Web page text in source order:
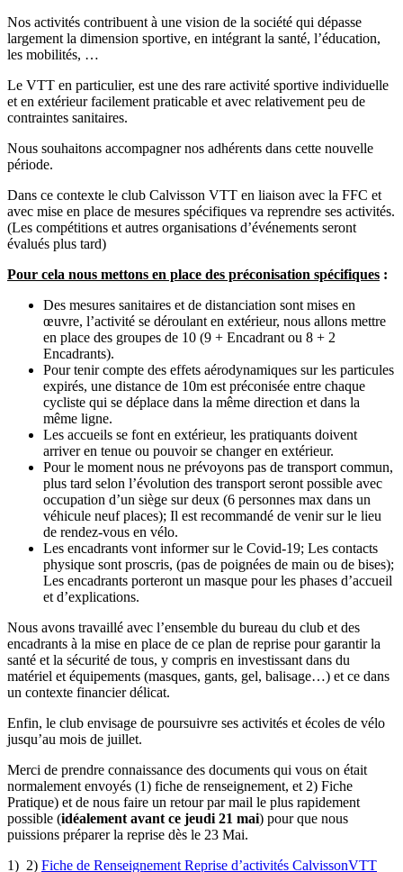
Nos activités contribuent à une vision de la société qui dépasse
largement la dimension sportive, en intégrant la santé, l’éducation,
les mobilités, …
Le VTT en particulier, est une des rare activité sportive individuelle
et en extérieur facilement praticable et avec relativement peu de
contraintes sanitaires.
Nous souhaitons accompagner nos adhérents dans cette nouvelle
période.
Dans ce contexte le club Calvisson VTT en liaison avec la FFC et
avec mise en place de mesures spécifiques va reprendre ses activités.
(Les compétitions et autres organisations d’événements seront
évalués plus tard)
Pour cela nous mettons en place des préconisation spécifiques :
Des mesures sanitaires et de distanciation sont mises en
œuvre, l’activité se déroulant en extérieur, nous allons mettre
en place des groupes de 10 (9 + Encadrant ou 8 + 2
Encadrants).
Pour tenir compte des effets aérodynamiques sur les particules
expirés, une distance de 10m est préconisée entre chaque
cycliste qui se déplace dans la même direction et dans la
même ligne.
Les accueils se font en extérieur, les pratiquants doivent
arriver en tenue ou pouvoir se changer en extérieur.
Pour le moment nous ne prévoyons pas de transport commun,
plus tard selon l’évolution des transport seront possible avec
occupation d’un siège sur deux (6 personnes max dans un
véhicule neuf places); Il est recommandé de venir sur le lieu
de rendez-vous en vélo.
Les encadrants vont informer sur le Covid-19; Les contacts
physique sont proscris, (pas de poignées de main ou de bises);
Les encadrants porteront un masque pour les phases d’accueil
et d’explications.
Nous avons travaillé avec l’ensemble du bureau du club et des
encadrants à la mise en place de ce plan de reprise pour garantir la
santé et la sécurité de tous, y compris en investissant dans du
matériel et équipements (masques, gants, gel, balisage…) et ce dans
un contexte financier délicat.
Enfin, le club envisage de poursuivre ses activités et écoles de vélo
jusqu’au mois de juillet.
Merci de prendre connaissance des documents qui vous on était
normalement envoyés (1) fiche de renseignement, et 2) Fiche
Pratique) et de nous faire un retour par mail le plus rapidement
possible (idéalement avant ce jeudi 21 mai) pour que nous
puissions préparer la reprise dès le 23 Mai.
1) 2) Fiche de Renseignement Reprise d’activités CalvissonVTT